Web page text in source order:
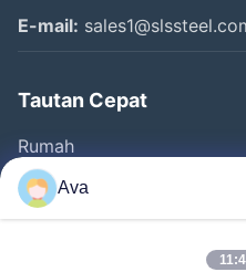
E-mail:
Tautan Cepat
Rumah
Produk
Video
Ava